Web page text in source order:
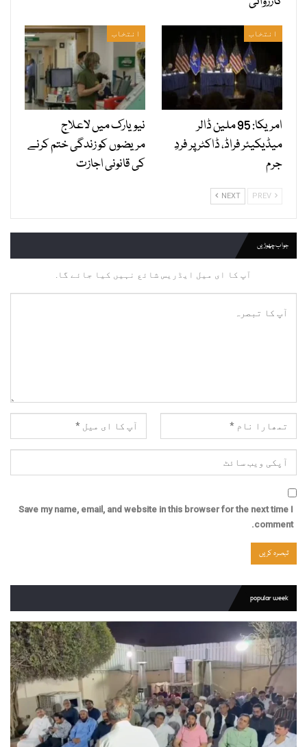
انتخاب
امریکا: 95 ملین ڈالر
میڈیکیئر فراڈ، ڈاکٹر پر فردِ
جرم
انتخاب
نیویارک میں لاعلاج
مریضوں کو زندگی ختم کرنے
کی قانونی اجازت
NEXT
جواب چھوڑیں
آپ کا ای میل ایڈریس شائع نہیں کیا جائے گا.
Save my name, email, and website in this browser for the next time I
comment.
popular week